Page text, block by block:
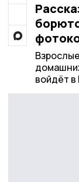
войдёт в